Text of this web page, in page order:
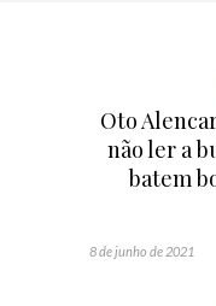
Oto
não ler a
batem
8 de junho de 2021